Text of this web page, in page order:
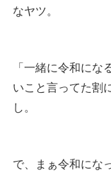
なヤツ。
「一緒に令和に
いこと言ってた割
し。
で、まぁ令和にな